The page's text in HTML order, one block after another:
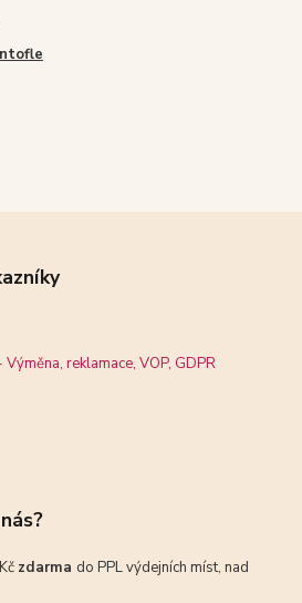
reklamace, VOP, GDPR
zdarma do PPL výdejních míst, nad